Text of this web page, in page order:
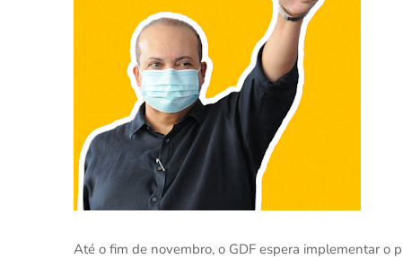
Até o fim de novembro, o GDF espera implementar o